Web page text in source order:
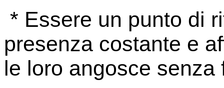
* Essere un punto di
presenza costante e
le loro angosce senza